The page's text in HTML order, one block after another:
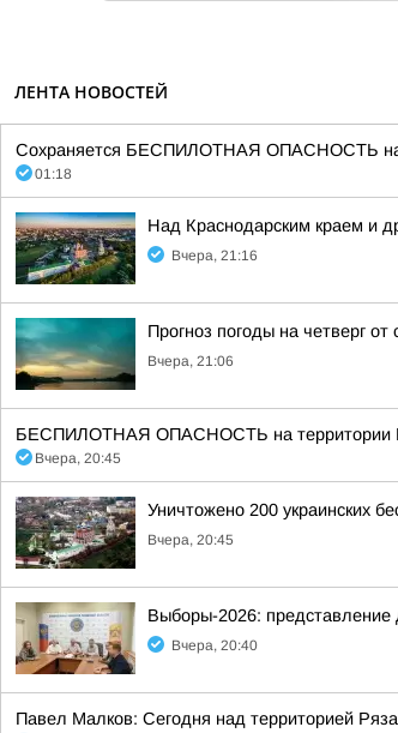
ЛЕНТА НОВОСТЕЙ
Сохраняется БЕСПИЛОТНАЯ ОПАСНОСТЬ на
01:18
Над Краснодарским краем и
Вчера, 21:16
Прогноз погоды на четверг
Вчера, 21:06
БЕСПИЛОТНАЯ ОПАСНОСТЬ на территории
Вчера, 20:45
Уничтожено 200 украинских
Вчера, 20:45
Выборы-2026: представление
Вчера, 20:40
Павел Малков: Сегодня над территорией